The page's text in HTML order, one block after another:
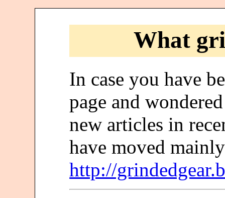
What
In case you have
page and
new articles in
have moved
http://